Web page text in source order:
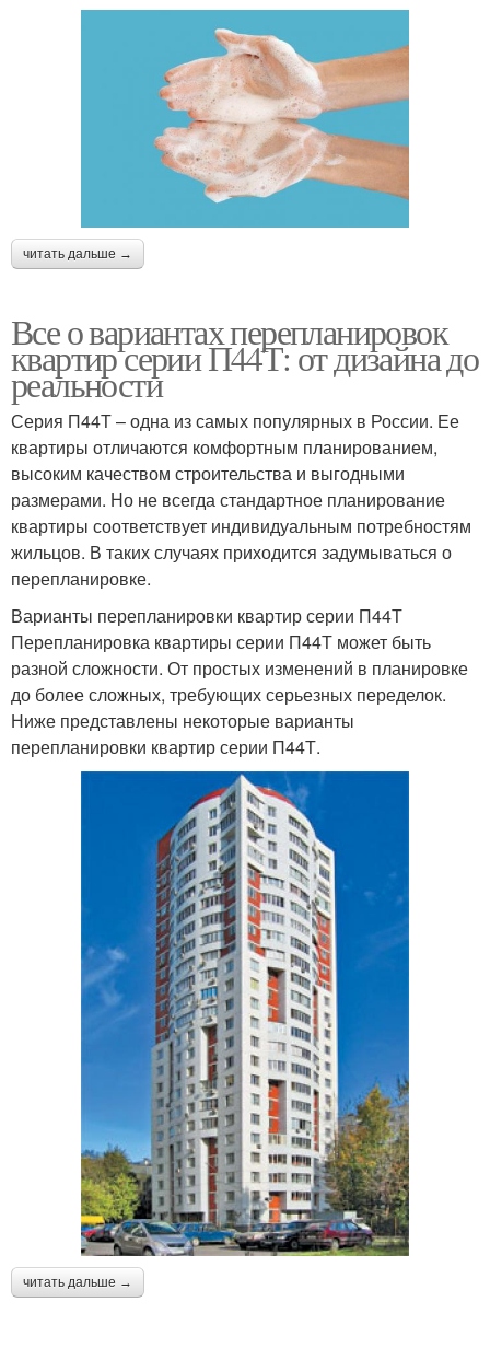
читать дальше →
Все о вариантах перепланировок
квартир серии П44Т: от дизайна до
реальности
Серия П44Т – одна из самых популярных в России. Ее
квартиры отличаются комфортным планированием,
высоким качеством строительства и выгодными
размерами. Но не всегда стандартное планирование
квартиры соответствует индивидуальным потребностям
жильцов. В таких случаях приходится задумываться о
перепланировке.
Варианты перепланировки квартир серии П44Т
Перепланировка квартиры серии П44Т может быть
разной сложности. От простых изменений в планировке
до более сложных, требующих серьезных переделок.
Ниже представлены некоторые варианты
перепланировки квартир серии П44Т.
читать дальше →